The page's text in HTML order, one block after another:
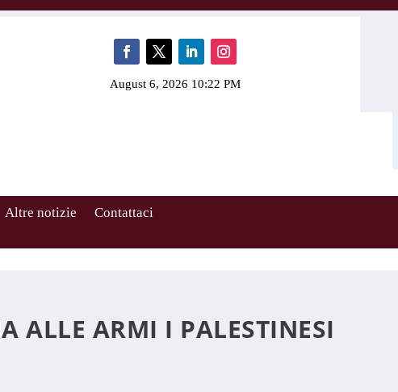
August 6, 2026 10:22 PM
Altre notizie Contattaci
ALLE ARMI I PALESTINESI